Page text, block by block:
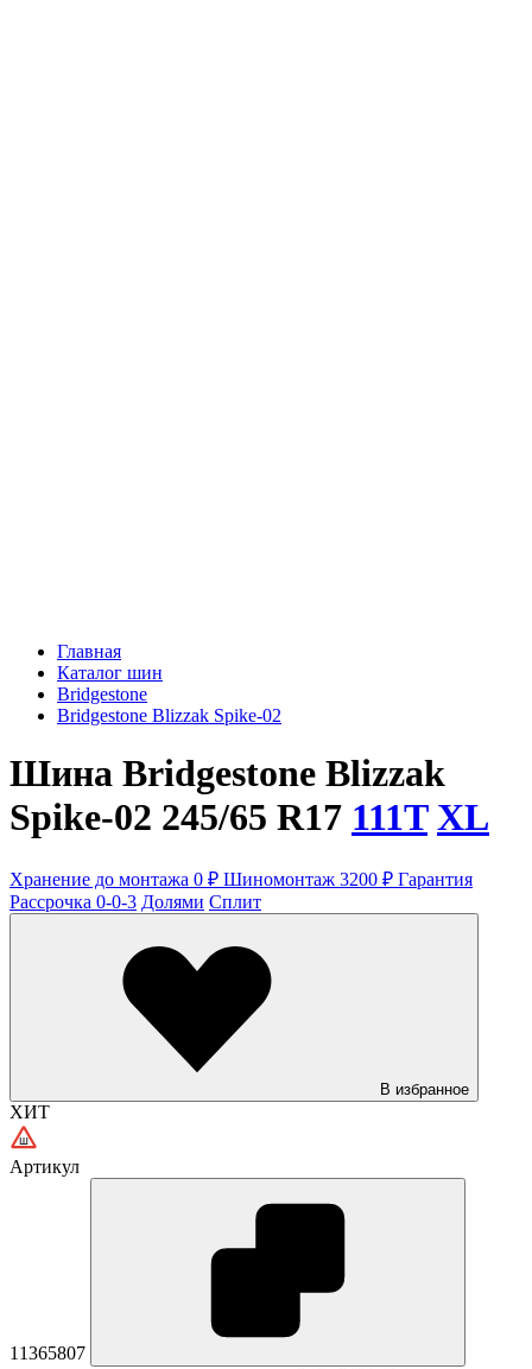
Главная
Каталог шин
Bridgestone
Bridgestone Blizzak Spike-02
Шина Bridgestone Blizzak
Spike-02 245/65 R17 111T XL
Хранение до монтажа 0 ₽ Шиномонтаж 3200 ₽ Гарантия
Рассрочка 0-0-3 Долями Сплит
В избранное
ХИТ
Артикул
11365807